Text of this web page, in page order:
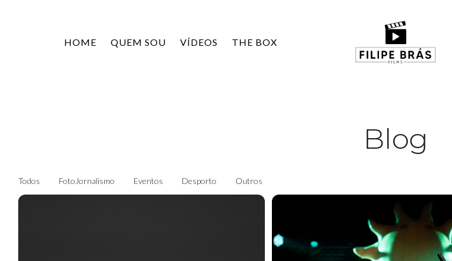
HOME QUEM SOU VÍDEOS THE BOX
Blog
Todos FotoJornalismo Eventos Desporto Outros